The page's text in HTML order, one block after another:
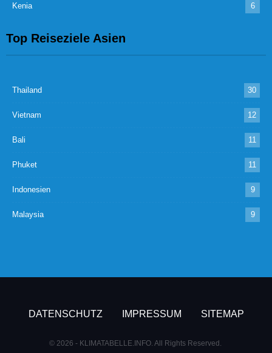
Kenia 6
Top Reiseziele Asien
Thailand 30
Vietnam 12
Bali 11
Phuket 11
Indonesien 9
Malaysia 9
DATENSCHUTZ IMPRESSUM SITEMAP
© 2026 - KLIMATABELLE.INFO. All Rights Reserved.